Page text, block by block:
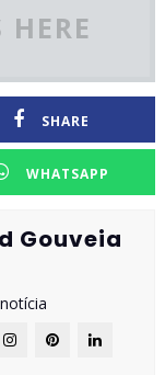
HERE
SHARE
WHATSAPP
Gouveia